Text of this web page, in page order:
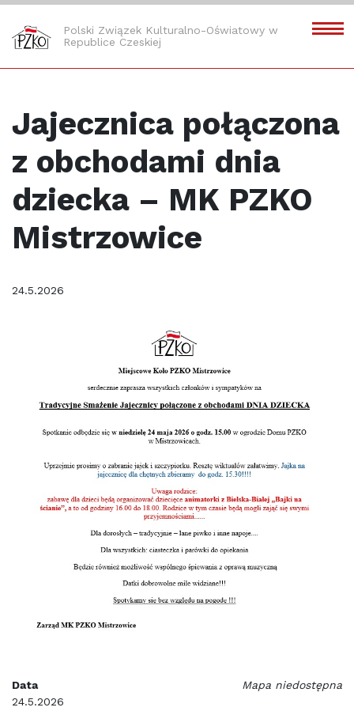
Polski Związek Kulturalno-Oświatowy w
Republice Czeskiej
Jajecznica połączona
z obchodami dnia
dziecka – MK PZKO
Mistrzowice
24.5.2026
Mapa niedostępna
Data
24.5.2026